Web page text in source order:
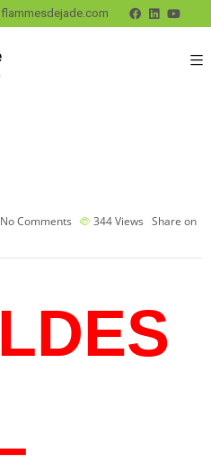
No Comments 344Views Share on